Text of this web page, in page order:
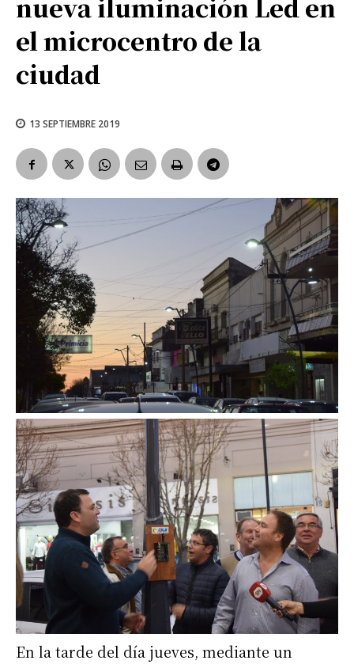
el microcentro de la
ciudad
13 SEPTIEMBRE 2019
En la tarde del día jueves, mediante un